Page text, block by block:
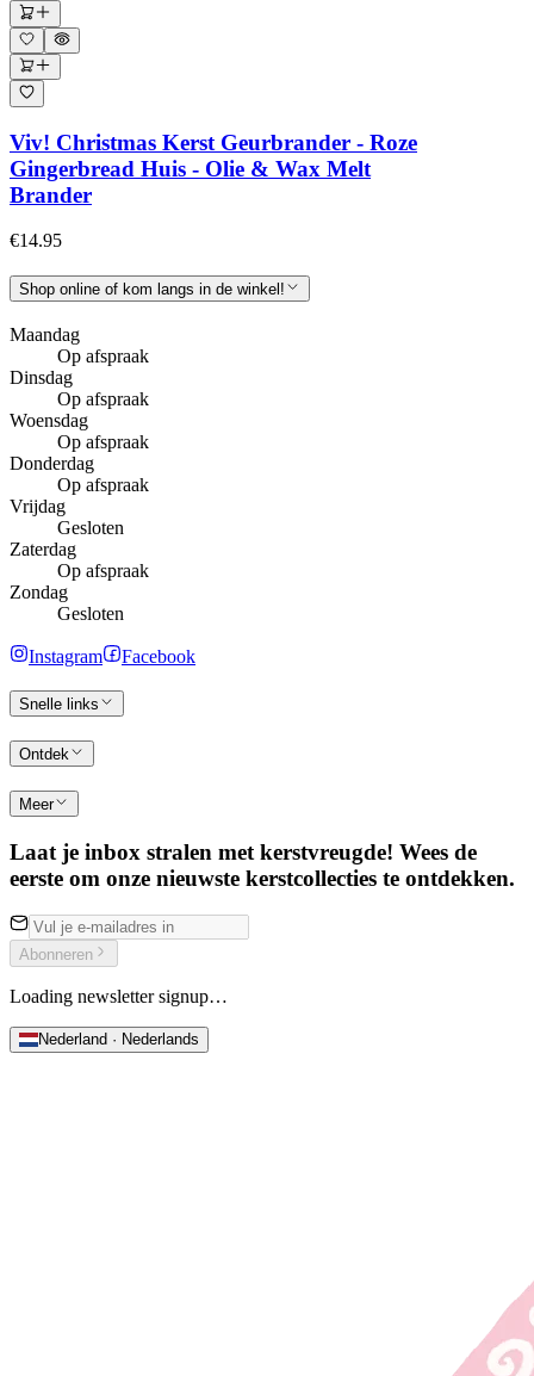
Viv! Christmas Kerst Geurbrander - Roze
Gingerbread Huis - Olie & Wax Melt
Brander
€14.95
Shop online of kom langs in de winkel!
Maandag
Op afspraak
Dinsdag
Op afspraak
Woensdag
Op afspraak
Donderdag
Op afspraak
Vrijdag
Gesloten
Zaterdag
Op afspraak
Zondag
Gesloten
Instagram Facebook
Snelle links
Ontdek
Meer
Laat je inbox stralen met kerstvreugde! Wees de
eerste om onze nieuwste kerstcollecties te ontdekken.
Abonneren
Loading newsletter signup…
Nederland · Nederlands